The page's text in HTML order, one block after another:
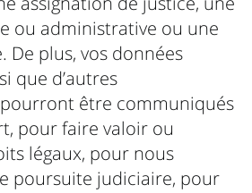
ou administrative ou une
De plus, vos données
que d’autres
être communiqués
pour faire valoir ou
légaux, pour nous
poursuite judiciaire, pour